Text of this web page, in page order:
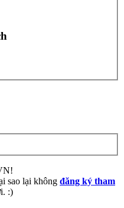
sao lại không đăng ký tham
:)